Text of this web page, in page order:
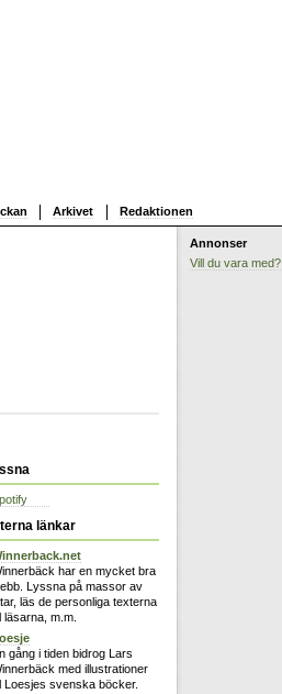
Arkivet Redaktionen
länkar
har en mycket bra
Lyssna på massor av
läs de personliga texterna
läsarna, m.m.
gång i tiden bidrog Lars
med illustrationer
Loesjes svenska böcker.
Annonser
Vill du vara med?